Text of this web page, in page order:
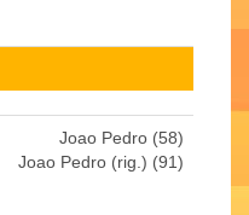
Joao Pedro (58)
Joao Pedro (rig.) (91)